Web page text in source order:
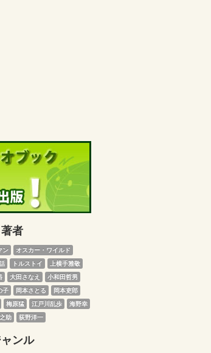
著者
ン
オスカー・ワイルド
トルストイ
上横手雅敬
大田さなえ
小和田哲男
子 岡本さとる
岡本吏郎
梅原猛 江戸川乱歩
海野幸
助
荻野洋一
ンル